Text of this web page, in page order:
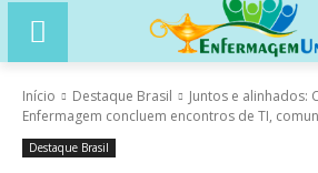
Início Destaque Brasil
Juntos e alinhados:
Enfermagem concluem encontros de TI,
Destaque Brasil